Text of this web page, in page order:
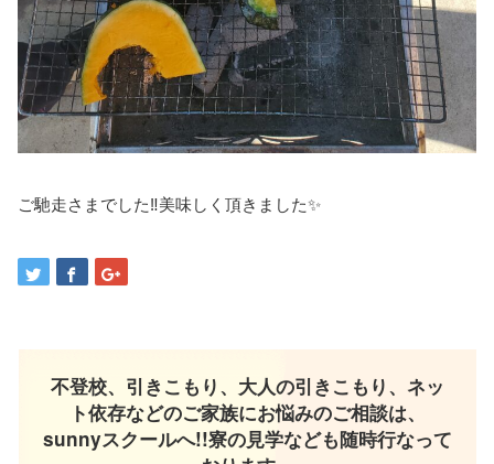
ご馳走さまでした‼️美味しく頂きました✨
不登校、引きこもり、大人の引きこもり、ネッ
ト依存などのご家族にお悩みのご相談は、
sunnyスクールへ!!寮の見学なども随時行なって